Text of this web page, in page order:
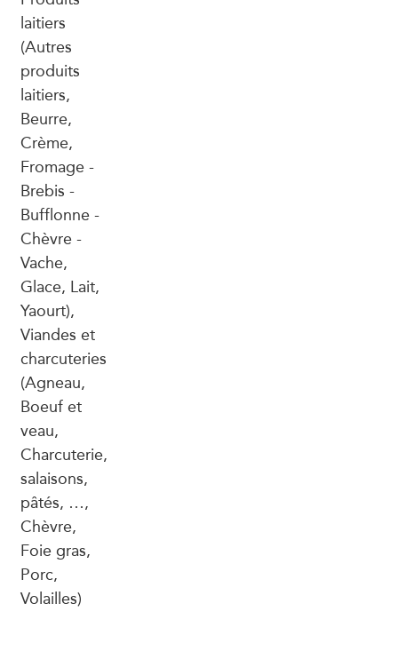
laitiers
(Autres
produits
laitiers,
Beurre,
Crème,
Fromage -
Brebis -
Bufflonne -
Chèvre -
Vache,
Glace, Lait,
Yaourt),
Viandes et
charcuteries
(Agneau,
Boeuf et
veau,
Charcuterie,
salaisons,
pâtés, …,
Chèvre,
Foie gras,
Porc,
Volailles)